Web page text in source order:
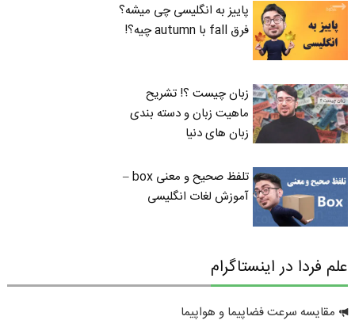
پاییز به انگلیسی چی میشه؟
فرق fall با autumn چیه؟!
زبان چیست ؟! تشریح
ماهیت زبان و دسته بندی
زبان های دنیا
تلفظ صحیح و معنی box –
آموزش لغات انگلیسی
علم فردا در اینستاگرام
مقایسه سرعت فضاپیما و هواپیما